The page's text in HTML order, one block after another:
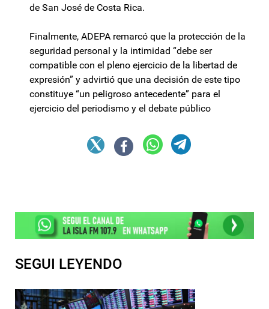
de San José de Costa Rica.
Finalmente, ADEPA remarcó que la protección de la
seguridad personal y la intimidad “debe ser
compatible con el pleno ejercicio de la libertad de
expresión” y advirtió que una decisión de este tipo
constituye “un peligroso antecedente” para el
ejercicio del periodismo y el debate público
SEGUI LEYENDO